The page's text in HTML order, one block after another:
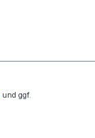
und ggf.